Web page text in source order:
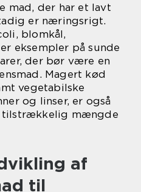
mad, der har et lavt
er næringsrigt.
blomkål,
eksempler på sunde
der bør være en
Magert kød
vegetabilske
og linser, er også
tilstrækkelig mængde
af
til